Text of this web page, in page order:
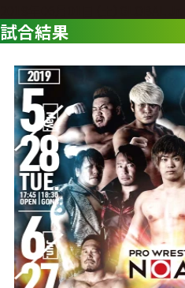
プ
ロ
レ
ス
リ
ン
試合結果